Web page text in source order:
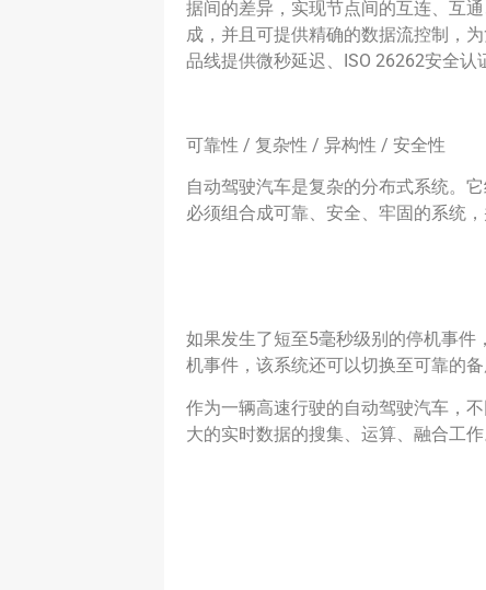
据间的差异，实现节点间的互连、互
成，并且可提供精确的数据流控制，
品线提供微秒延迟、ISO 26262安全认
可靠性 / 复杂性 / 异构性 / 安全性
自动驾驶汽车是复杂的分布式系统。
必须组合成可靠、安全、牢固的系统
如果发生了短至5毫秒级别的停机事
机事件，该系统还可以切换至可靠的
作为一辆高速行驶的自动驾驶汽车，
大的实时数据的搜集、运算、融合工